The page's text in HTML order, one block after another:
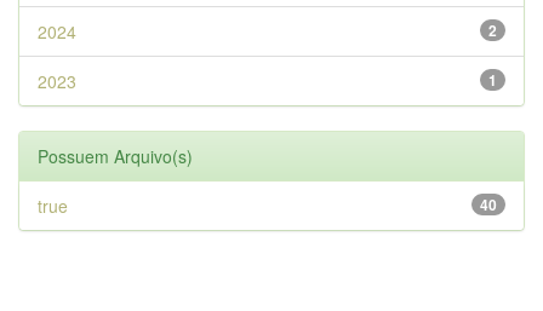
2
2024
1
2023
Possuem Arquivo(s)
40
true